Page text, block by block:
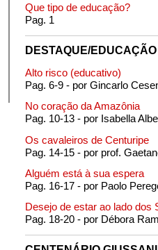
Que tipo de educação?
Pag. 1
DESTAQUE/EDUCAÇÃO
Alto risco (educativo)
Pag. 6-9 - por Gincarlo
No coração da Amazônia
Pag. 10-13 - por Isabella
Os cavaleiros de Centuripe
Pag. 14-15 - por prof.
Alguém está à sua espera
Pag. 16-17 - por Paolo
Desejo de estar ao lado dos
Pag. 18-20 - por Débora